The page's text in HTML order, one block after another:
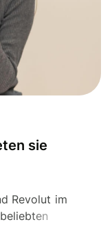
sie
Revolut im